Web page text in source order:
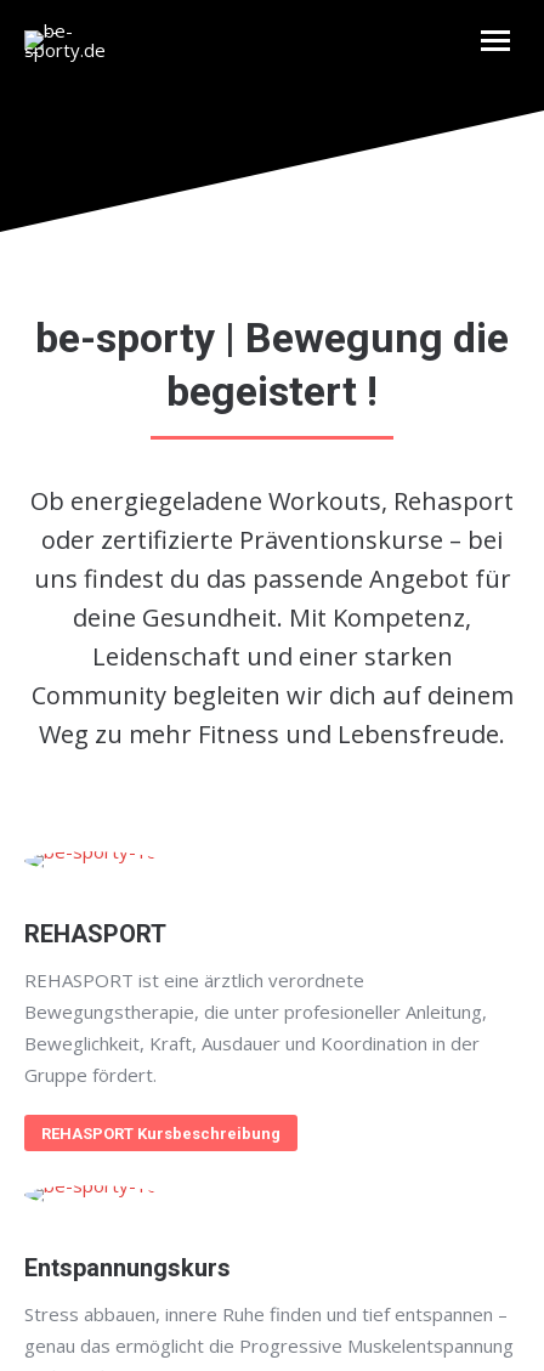
be-sporty | Bewegung die
begeistert !
Ob energiegeladene Workouts, Rehasport
oder zertifizierte Präventionskurse – bei
uns findest du das passende Angebot für
deine Gesundheit. Mit Kompetenz,
Leidenschaft und einer starken
Community begleiten wir dich auf deinem
Weg zu mehr Fitness und Lebensfreude.
REHASPORT
REHASPORT ist eine ärztlich verordnete
Bewegungstherapie, die unter profesioneller Anleitung,
Beweglichkeit, Kraft, Ausdauer und Koordination in der
Gruppe fördert.
REHASPORT Kursbeschreibung
Entspannungskurs
Stress abbauen, innere Ruhe finden und tief entspannen –
genau das ermöglicht die Progressive Muskelentspannung